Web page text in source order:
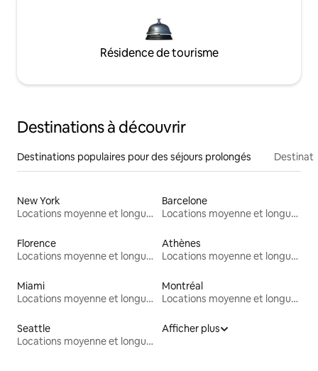
Résidence de tourisme
Destinations à découvrir
Destinations populaires pour des séjours prolongés
New York
Locations moyenne et longue durée
Barcelone
Locations moyenne et longue durée
Florence
Locations moyenne et longue durée
Athènes
Locations moyenne et longue durée
Miami
Locations moyenne et longue durée
Montréal
Locations moyenne et longue durée
Seattle
Locations moyenne et longue durée
Afficher plus